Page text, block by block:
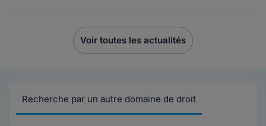
Voir toutes les actualités
Recherche par un autre domaine de droit